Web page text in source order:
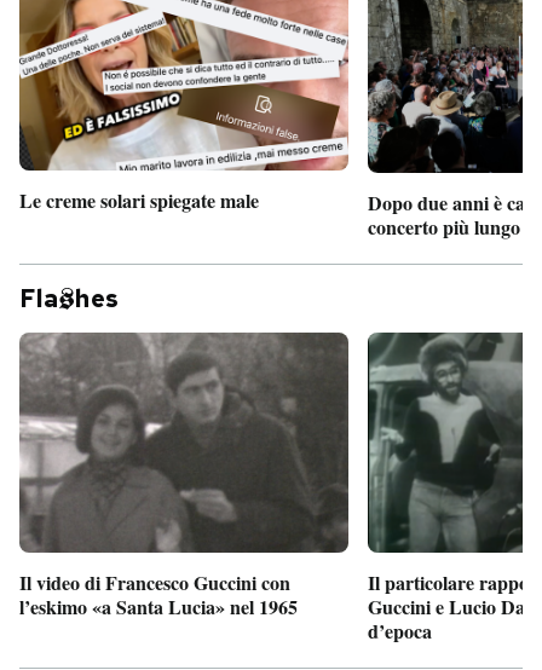
Le creme solari spiegate male
Dopo due anni è
concerto più lungo
Fla hes
Il video di Francesco Guccini con
l’eskimo «a Santa Lucia» nel 1965
Il particolare
Guccini e Lucio
d’epoca